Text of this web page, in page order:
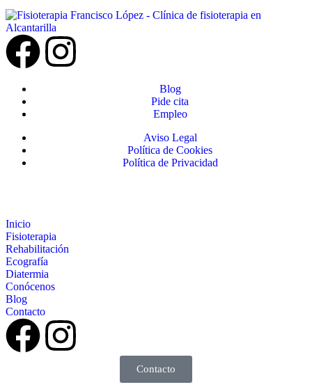
Blog
Pide cita
Empleo
Aviso Legal
Política de Cookies
Política de Privacidad
Inicio
Fisioterapia
Rehabilitación
Ecografía
Diatermia
Conócenos
Blog
Contacto
Contacto